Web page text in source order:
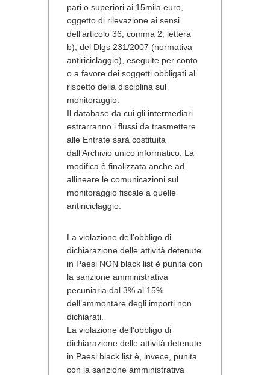
pari o superiori ai 15mila euro,
oggetto di rilevazione ai sensi
dell’articolo 36, comma 2, lettera
b), del Dlgs 231/2007 (normativa
antiriciclaggio), eseguite per conto
o a favore dei soggetti obbligati al
rispetto della disciplina sul
monitoraggio.
Il database da cui gli intermediari
estrarranno i flussi da trasmettere
alle Entrate sarà costituita
dall’Archivio unico informatico. La
modifica è finalizzata anche ad
allineare le comunicazioni sul
monitoraggio fiscale a quelle
antiriciclaggio.
La violazione dell’obbligo di
dichiarazione delle attività detenute
in Paesi NON black list è punita con
la sanzione amministrativa
pecuniaria dal 3% al 15%
dell’ammontare degli importi non
dichiarati.
La violazione dell’obbligo di
dichiarazione delle attività detenute
in Paesi black list è, invece, punita
con la sanzione amministrativa